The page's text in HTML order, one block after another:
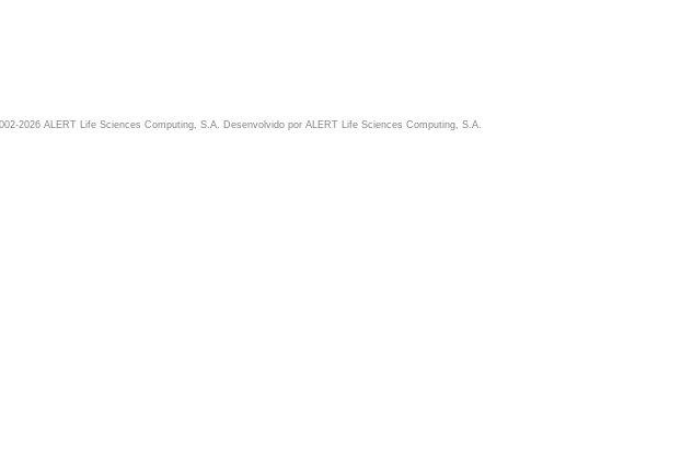
2026 ALERT Life Sciences Computing, S.A. Desenvolvido por ALERT Life Sciences Computing, S.A.